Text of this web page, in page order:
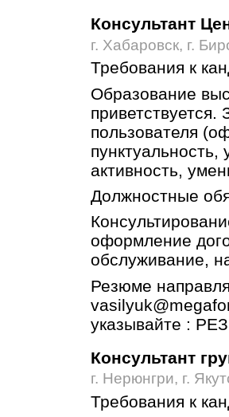
Консультант
г. Хабаровск, г.
Требования к
Образование
пользователя
пунктуальность,
активность,
Должностные
оформление
обслуживание,
Резюме
указывайте :
Консультант
г. Нерюнгри, г.
Требования к